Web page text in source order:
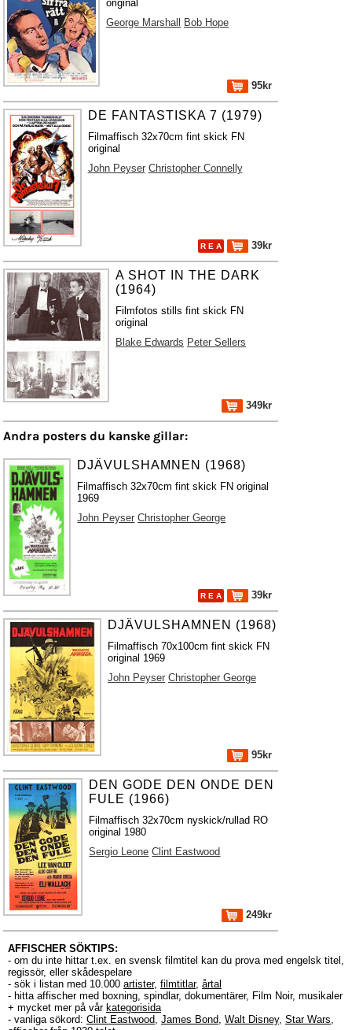
original
George Marshall
Bob Hope
95kr
DE FANTASTISKA 7 (1979)
Filmaffisch 32x70cm fint skick FN
original
John Peyser Christopher Connelly
R E A 39kr
A SHOT IN THE DARK
(1964)
Filmfotos stills fint skick FN
original
Blake Edwards Peter Sellers
349kr
Andra posters du kanske gillar:
DJÄVULSHAMNEN (1968)
Filmaffisch 32x70cm fint skick FN original
1969
John Peyser Christopher George
R E A 39kr
DJÄVULSHAMNEN (1968)
Filmaffisch 70x100cm fint skick FN
original 1969
John Peyser Christopher George
95kr
DEN GODE DEN ONDE DEN
FULE (1966)
Filmaffisch 32x70cm nyskick/rullad RO
original 1980
Sergio Leone Clint Eastwood
249kr
AFFISCHER SÖKTIPS:
- om du inte hittar t.ex. en svensk filmtitel kan du prova med engelsk titel,
regissör, eller skådespelare
- sök i listan med 10.000 artister, filmtitlar, årtal
- hitta affischer med boxning, spindlar, dokumentärer, Film Noir, musikaler
+ mycket mer på vår kategorisida
- vanliga sökord: Clint Eastwood, James Bond, Walt Disney, Star Wars,